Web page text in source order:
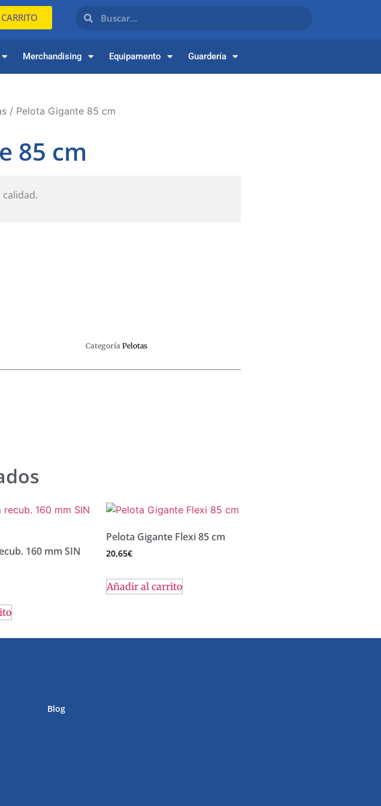
CARRITO
Merchandising Equipamento Guardería
/ Pelota Gigante 85 cm
85 cm
Categoría Pelotas
160 mm SIN
Pelota Gigante Flexi 85 cm
20,65€
Añadir al carrito
Blog